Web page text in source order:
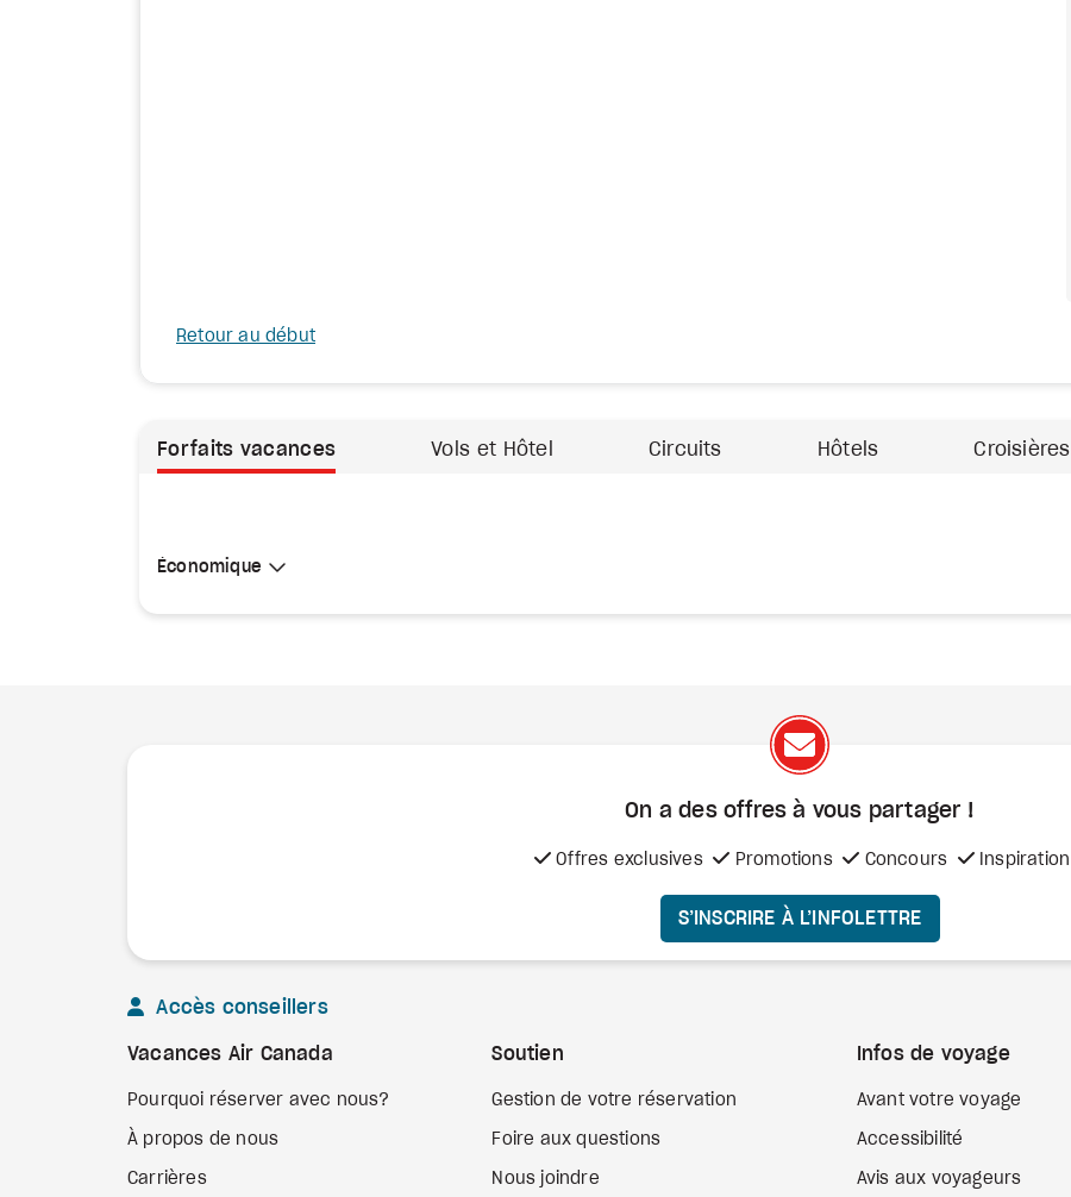
Retour au début
Forfaits vacances Vols et Hôtel Circuits Hôtels Croisières
Sélectionner une cabine
Économique
Économique
On a des offres à vous partager !
Offres exclusives Promotions Concours Inspiration
S’INSCRIRE À L’INFOLETTRE
Accès conseillers
Vacances Air Canada
Pourquoi réserver avec nous?
À propos de nous
Carrières
Soutien
Gestion de votre réservation
Foire aux questions
Nous joindre
Infos de voyage
Avant votre voyage
Accessibilité
Avis aux voyageurs